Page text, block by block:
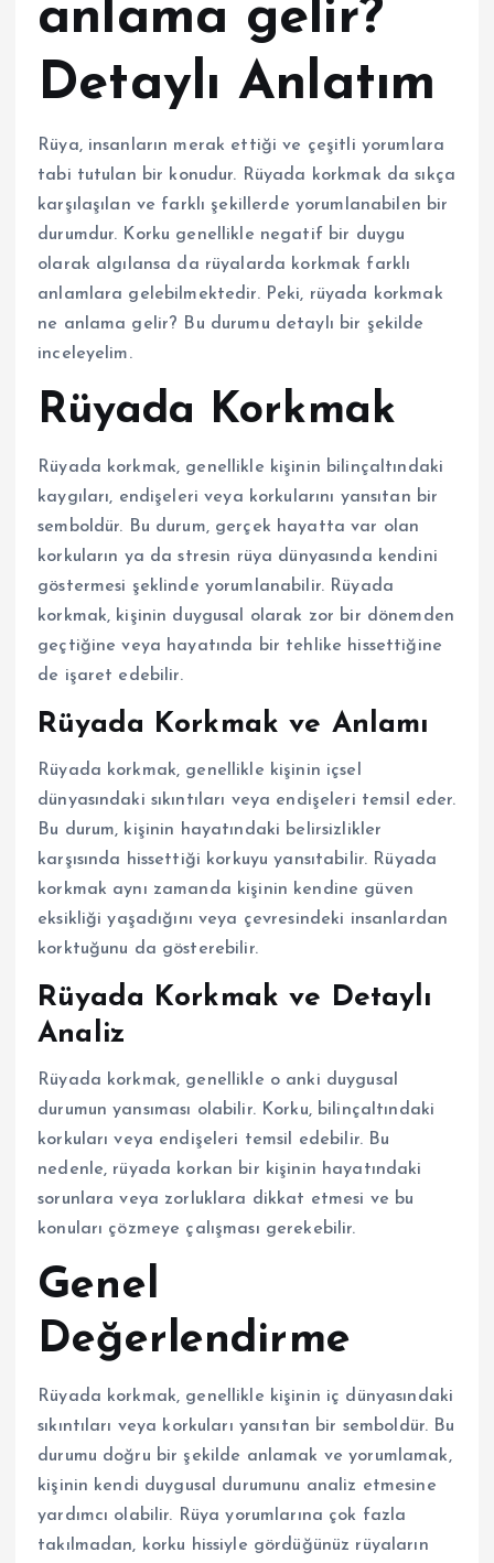
anlama gelir?
Detaylı Anlatım
Rüya, insanların merak ettiği ve çeşitli yorumlara
tabi tutulan bir konudur. Rüyada korkmak da sıkça
karşılaşılan ve farklı şekillerde yorumlanabilen bir
durumdur. Korku genellikle negatif bir duygu
olarak algılansa da rüyalarda korkmak farklı
anlamlara gelebilmektedir. Peki, rüyada korkmak
ne anlama gelir? Bu durumu detaylı bir şekilde
inceleyelim.
Rüyada Korkmak
Rüyada korkmak, genellikle kişinin bilinçaltındaki
kaygıları, endişeleri veya korkularını yansıtan bir
semboldür. Bu durum, gerçek hayatta var olan
korkuların ya da stresin rüya dünyasında kendini
göstermesi şeklinde yorumlanabilir. Rüyada
korkmak, kişinin duygusal olarak zor bir dönemden
geçtiğine veya hayatında bir tehlike hissettiğine
de işaret edebilir.
Rüyada Korkmak ve Anlamı
Rüyada korkmak, genellikle kişinin içsel
dünyasındaki sıkıntıları veya endişeleri temsil eder.
Bu durum, kişinin hayatındaki belirsizlikler
karşısında hissettiği korkuyu yansıtabilir. Rüyada
korkmak aynı zamanda kişinin kendine güven
eksikliği yaşadığını veya çevresindeki insanlardan
korktuğunu da gösterebilir.
Rüyada Korkmak ve Detaylı
Analiz
Rüyada korkmak, genellikle o anki duygusal
durumun yansıması olabilir. Korku, bilinçaltındaki
korkuları veya endişeleri temsil edebilir. Bu
nedenle, rüyada korkan bir kişinin hayatındaki
sorunlara veya zorluklara dikkat etmesi ve bu
konuları çözmeye çalışması gerekebilir.
Genel
Değerlendirme
Rüyada korkmak, genellikle kişinin iç dünyasındaki
sıkıntıları veya korkuları yansıtan bir semboldür. Bu
durumu doğru bir şekilde anlamak ve yorumlamak,
kişinin kendi duygusal durumunu analiz etmesine
yardımcı olabilir. Rüya yorumlarına çok fazla
takılmadan, korku hissiyle gördüğünüz rüyaların